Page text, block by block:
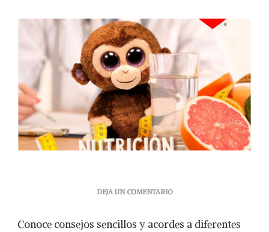
DEJA UN COMENTARIOEN
INFALIBLES
Conoce consejos sencillos y acordes a diferentes